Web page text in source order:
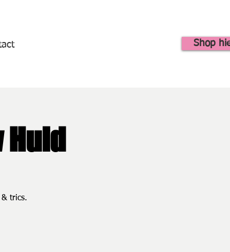
Shop
Huid
trics.